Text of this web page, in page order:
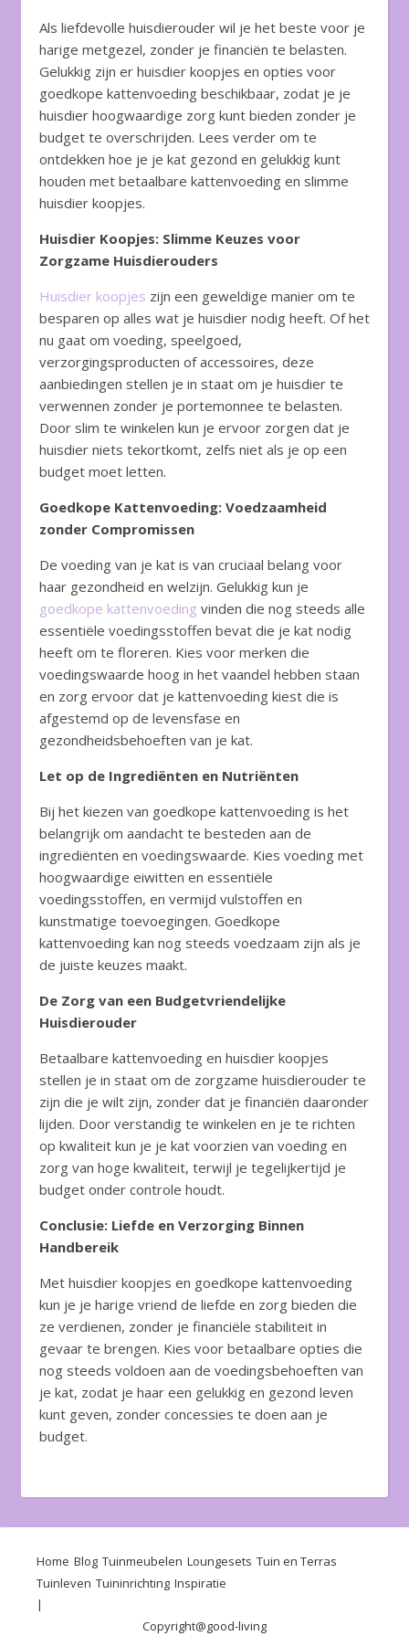
Als liefdevolle huisdierouder wil je het beste voor je
harige metgezel, zonder je financiën te belasten.
Gelukkig zijn er huisdier koopjes en opties voor
goedkope kattenvoeding beschikbaar, zodat je je
huisdier hoogwaardige zorg kunt bieden zonder je
budget te overschrijden. Lees verder om te
ontdekken hoe je je kat gezond en gelukkig kunt
houden met betaalbare kattenvoeding en slimme
huisdier koopjes.
Huisdier Koopjes: Slimme Keuzes voor
Zorgzame Huisdierouders
Huisdier koopjes zijn een geweldige manier om te
besparen op alles wat je huisdier nodig heeft. Of het
nu gaat om voeding, speelgoed,
verzorgingsproducten of accessoires, deze
aanbiedingen stellen je in staat om je huisdier te
verwennen zonder je portemonnee te belasten.
Door slim te winkelen kun je ervoor zorgen dat je
huisdier niets tekortkomt, zelfs niet als je op een
budget moet letten.
Goedkope Kattenvoeding: Voedzaamheid
zonder Compromissen
De voeding van je kat is van cruciaal belang voor
haar gezondheid en welzijn. Gelukkig kun je
goedkope kattenvoeding vinden die nog steeds alle
essentiële voedingsstoffen bevat die je kat nodig
heeft om te floreren. Kies voor merken die
voedingswaarde hoog in het vaandel hebben staan
en zorg ervoor dat je kattenvoeding kiest die is
afgestemd op de levensfase en
gezondheidsbehoeften van je kat.
Let op de Ingrediënten en Nutriënten
Bij het kiezen van goedkope kattenvoeding is het
belangrijk om aandacht te besteden aan de
ingrediënten en voedingswaarde. Kies voeding met
hoogwaardige eiwitten en essentiële
voedingsstoffen, en vermijd vulstoffen en
kunstmatige toevoegingen. Goedkope
kattenvoeding kan nog steeds voedzaam zijn als je
de juiste keuzes maakt.
De Zorg van een Budgetvriendelijke
Huisdierouder
Betaalbare kattenvoeding en huisdier koopjes
stellen je in staat om de zorgzame huisdierouder te
zijn die je wilt zijn, zonder dat je financiën daaronder
lijden. Door verstandig te winkelen en je te richten
op kwaliteit kun je je kat voorzien van voeding en
zorg van hoge kwaliteit, terwijl je tegelijkertijd je
budget onder controle houdt.
Conclusie: Liefde en Verzorging Binnen
Handbereik
Met huisdier koopjes en goedkope kattenvoeding
kun je je harige vriend de liefde en zorg bieden die
ze verdienen, zonder je financiële stabiliteit in
gevaar te brengen. Kies voor betaalbare opties die
nog steeds voldoen aan de voedingsbehoeften van
je kat, zodat je haar een gelukkig en gezond leven
kunt geven, zonder concessies te doen aan je
budget.
Home Blog Tuinmeubelen Loungesets Tuin en Terras
Tuinleven Tuininrichting Inspiratie
Copyright@good-living